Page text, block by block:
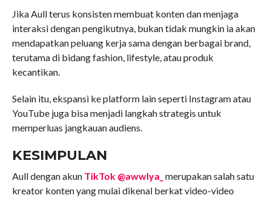
Jika Aull terus konsisten membuat konten dan menjaga
interaksi dengan pengikutnya, bukan tidak mungkin ia akan
mendapatkan peluang kerja sama dengan berbagai brand,
terutama di bidang fashion, lifestyle, atau produk
kecantikan.
Selain itu, ekspansi ke platform lain seperti Instagram atau
YouTube juga bisa menjadi langkah strategis untuk
memperluas jangkauan audiens.
KESIMPULAN
Aull dengan akun TikTok @awwlya_ merupakan salah satu
kreator konten yang mulai dikenal berkat video-video